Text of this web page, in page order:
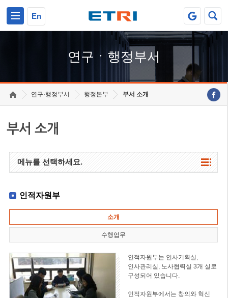
En
연구ㆍ행정부서
연구·행정부서 행정본부 부서 소개
부서 소개
메뉴를 선택하세요.
인적자원부
소개
수행업무
인적자원부는 인사기획실,
인사관리실, 노사협력실 3개 실로
구성되어 있습니다.
인적자원부에서는 창의와 혁신